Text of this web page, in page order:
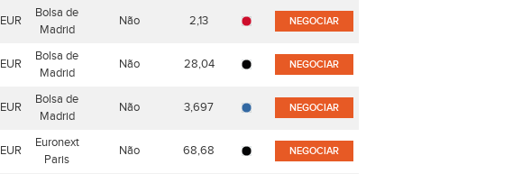
EUR
Bolsa de
Madrid
Não 2,13 NEGOCIAR
EUR
Bolsa de
Madrid
Não 28,04 NEGOCIAR
EUR
Bolsa de
Madrid
Não 3,697 NEGOCIAR
EUR
Euronext
Paris
Não 68,68 NEGOCIAR